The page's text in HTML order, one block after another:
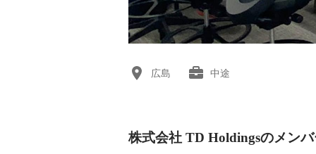
広島 中途
株式会社 TD Holdingsのメン